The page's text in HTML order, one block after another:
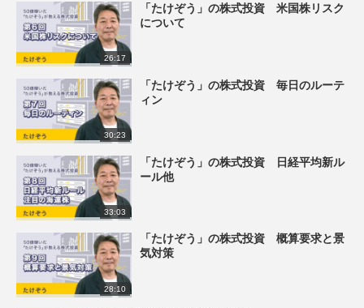
26:17
「たけぞう」の株式投資 米国株リスク
について
30:23
「たけぞう」の株式投資 毎日のルーテ
ィン
33:03
「たけぞう」の株式投資 日経平均新ル
ール他
28:10
「たけぞう」の株式投資 概算要求と景
気対策